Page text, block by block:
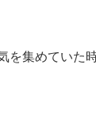
を集めていた